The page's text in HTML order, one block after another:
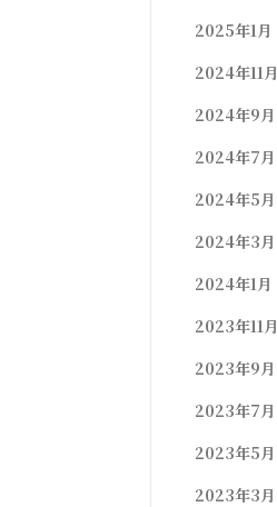
2025年1月
2024年11月
2024年9月
2024年7月
2024年5月
2024年3月
2024年1月
2023年11月
2023年9月
2023年7月
2023年5月
2023年3月